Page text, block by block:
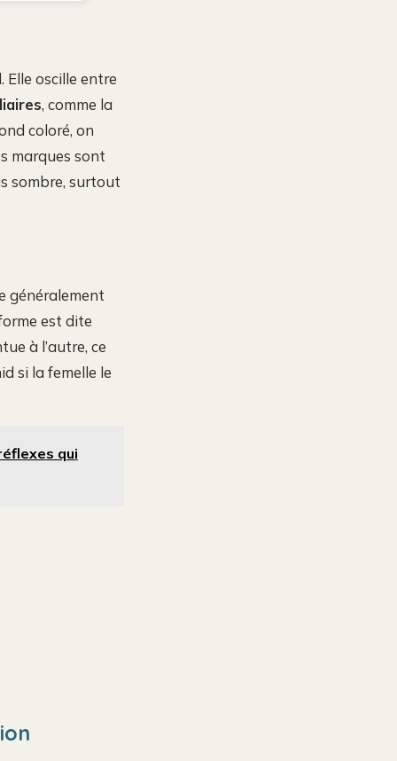
oscille entre
, comme la
coloré, on
marques sont
sombre, surtout
généralement
est dite
à l’autre, ce
si la femelle le
qui